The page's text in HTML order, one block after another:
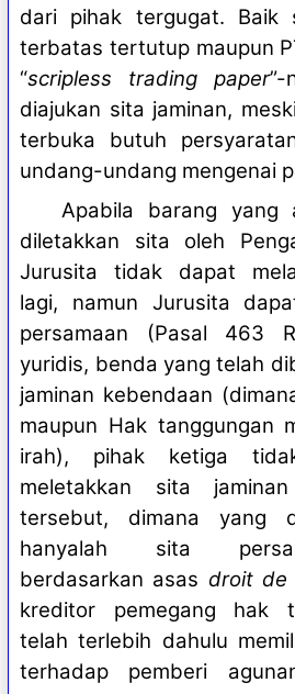
dari pihak tergugat. Baik
terbatas tertutup maupun
“scripless trading paper
diajukan sita jaminan,
terbuka butuh
undang-undang mengenai
Apabila barang yang
diletakkan sita oleh
Jurusita tidak dapat
lagi, namun Jurusita
persamaan (Pasal 463
yuridis, benda yang telah
jaminan kebendaan
maupun Hak tanggungan
irah), pihak ketiga
meletakkan sita
tersebut, dimana yang
hanyalah sita
berdasarkan asas droit de
kreditor pemegang hak
telah terlebih dahulu
terhadap pemberi